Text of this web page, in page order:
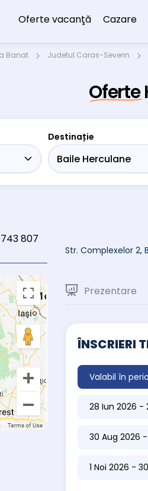
Oferte vacanţă Cazare
Banat Judetul Caras-Severin
Oferte
Destinație
807
Str. Complexelor 2,
Prezentare
ÎNSCRIERI
Valabil în
28 Iun 2026 -
30 Aug 2026
1 Noi 2026 -